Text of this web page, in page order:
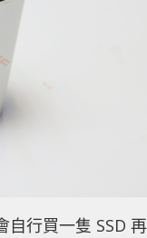
自行買一隻 SSD